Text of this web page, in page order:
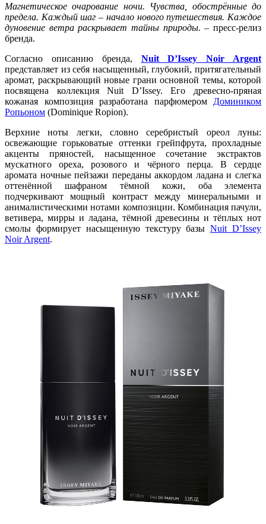
Магнетическое очарование ночи. Чувства, обострённые до
предела. Каждый шаг– начало нового путешествия. Каждое
дуновение ветра раскрывает тайны природы.– пресс-релиз
бренда.
Согласно описанию бренда, Nuit D’Issey Noir Argent
представляет из себя насыщенный, глубокий, притягательный
аромат, раскрывающий новые грани основной темы, которой
посвящена коллекция Nuit D’Issey. Его древесно-пряная
кожаная композиция разработана парфюмером Домиником
Ропьоном (Dominique Ropion).
Верхние ноты легки, словно серебристый ореол луны:
освежающие горьковатые оттенки грейпфрута, прохладные
акценты пряностей, насыщенное сочетание экстрактов
мускатного ореха, розового и чёрного перца. В сердце
аромата ночные пейзажи переданы аккордом ладана и слегка
оттенённой шафраном тёмной кожи, оба элемента
подчеркивают мощный контраст между минеральными и
анималистическими нотами композиции. Комбинация пачули,
ветивера, мирры и ладана, тёмной древесины и тёплых нот
смолы формирует насыщенную текстуру базыNuit D’Issey
Noir Argent.